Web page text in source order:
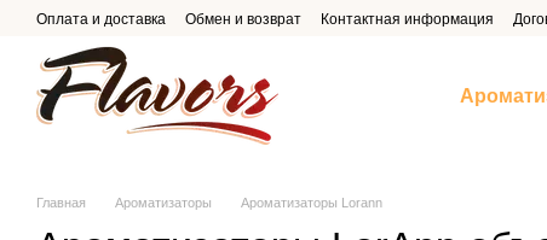
Перейти к основному контенту
Оплата и доставка Обмен и возврат Контактная информация
Главная Ароматизаторы Ароматизаторы Lorann